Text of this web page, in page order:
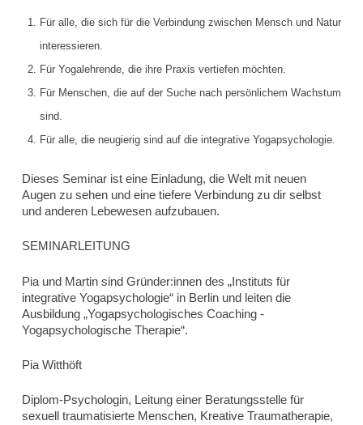
Für alle, die sich für die Verbindung zwischen Mensch und Natur
interessieren.
Für Yogalehrende, die ihre Praxis vertiefen möchten.
Für Menschen, die auf der Suche nach persönlichem Wachstum
sind.
Für alle, die neugierig sind auf die integrative Yogapsychologie.
Dieses Seminar ist eine Einladung, die Welt mit neuen
Augen zu sehen und eine tiefere Verbindung zu dir selbst
und anderen Lebewesen aufzubauen.
SEMINARLEITUNG
Pia und Martin sind Gründer:innen des „Instituts für
integrative Yogapsychologie“ in Berlin und leiten die
Ausbildung „Yogapsychologisches Coaching -
Yogapsychologische Therapie“.
Pia Witthöft
Diplom-Psychologin, Leitung einer Beratungsstelle für
sexuell traumatisierte Menschen, Kreative Traumatherapie,